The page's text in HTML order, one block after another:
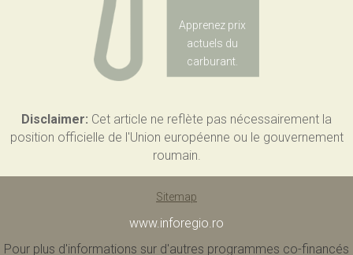
Apprenez prix
actuels du
carburant.
Disclaimer: Cet article ne reflète pas nécessairement la
position officielle de l'Union européenne ou le gouvernement
roumain.
Sitemap
www.inforegio.ro
Pour plus d'informations sur d'autres programmes co-financés